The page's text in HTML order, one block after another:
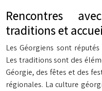
Rencontres
traditions et
Les Géorgiens sont
Les traditions sont des
Géorgie, des fêtes et des
régionales. La culture